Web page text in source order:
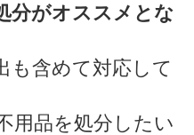
分がオススメとな
も含めて対応して
用品を処分したい